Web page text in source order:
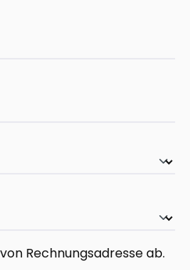
Rechnungsadresse ab.